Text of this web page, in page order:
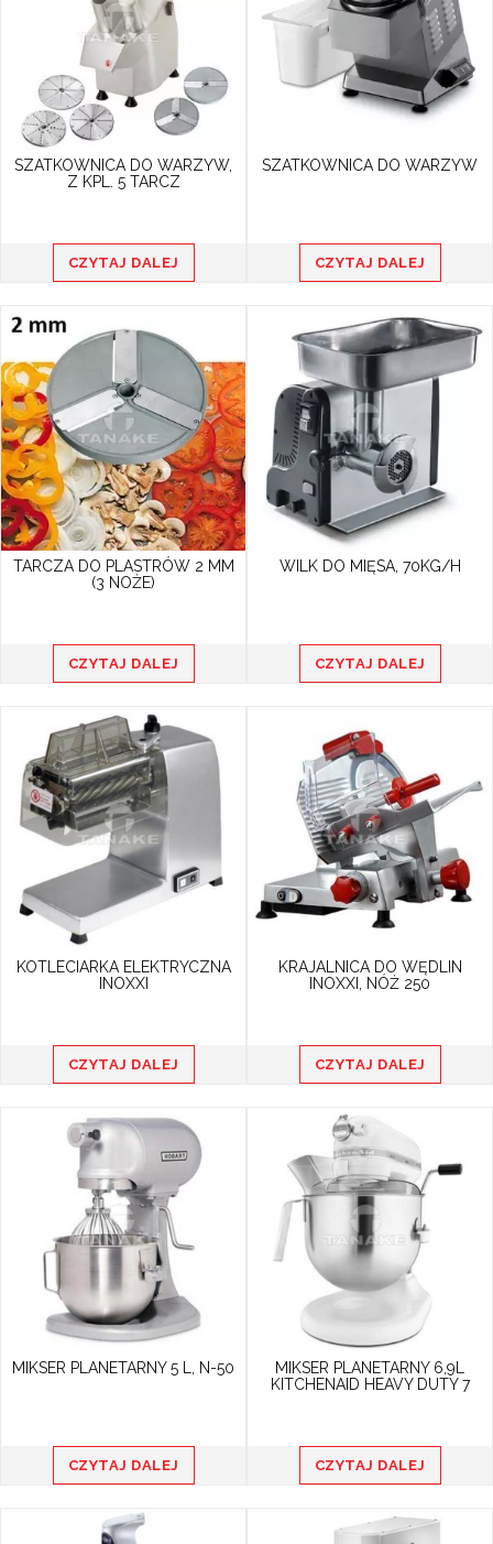
SZATKOWNICA DO WARZYW,
Z KPL. 5 TARCZ
CZYTAJ DALEJ
SZATKOWNICA DO WARZYW
CZYTAJ DALEJ
TARCZA DO PLASTRÓW 2 MM
(3 NOŻE)
CZYTAJ DALEJ
WILK DO MIĘSA, 70KG/H
CZYTAJ DALEJ
KOTLECIARKA ELEKTRYCZNA
INOXXI
CZYTAJ DALEJ
KRAJALNICA DO WĘDLIN
INOXXI, NÓŻ 250
CZYTAJ DALEJ
MIKSER PLANETARNY 5 L, N-50
CZYTAJ DALEJ
MIKSER PLANETARNY 6,9L
KITCHENAID HEAVY DUTY 7
CZYTAJ DALEJ